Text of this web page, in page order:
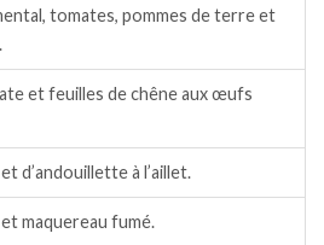
tomates, pommes de terre et
et feuilles de chêne aux œufs
d’andouillette à l’aillet.
maquereau fumé.